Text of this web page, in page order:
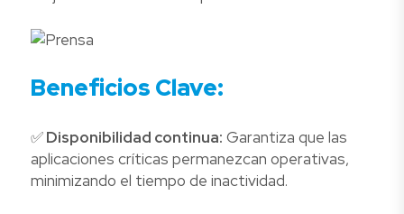
Beneficios Clave:
✅Disponibilidad continua: Garantiza que las
aplicaciones críticas permanezcan operativas,
minimizando el tiempo de inactividad.